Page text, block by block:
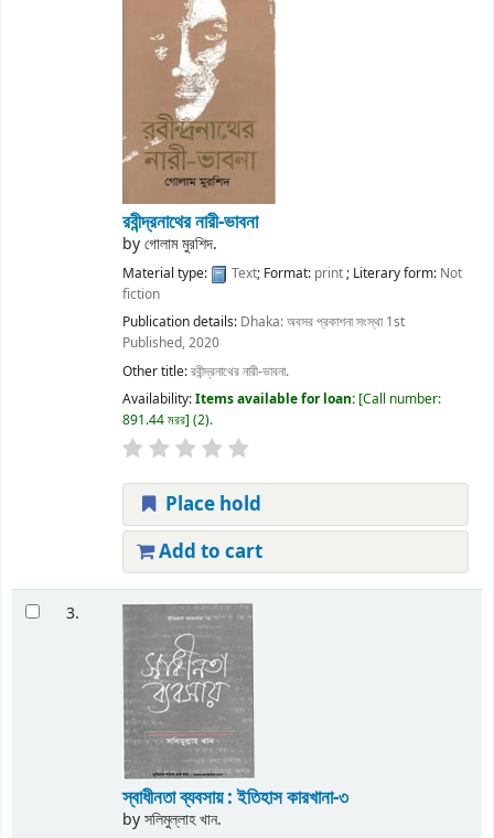
রবীন্দ্রনাথের নারী-ভাবনা
byগোলাম মুরশিদ.
Material type: Text; Format: print; Literary form: Not
fiction
Publication details: Dhaka:অবসর প্রকাশনা সংস্থা 1st
Published, 2020
Other title:রবীন্দ্রনাথের নারী-ভাবনা.
Availability:Items available for loan: Call number:
891.44 মরর (2).
Place hold
Add to cart
3.
স্বাধীনতা ব্যবসায় : ইতিহাস কারখানা-৩
byসলিমুল্লাহ খান.